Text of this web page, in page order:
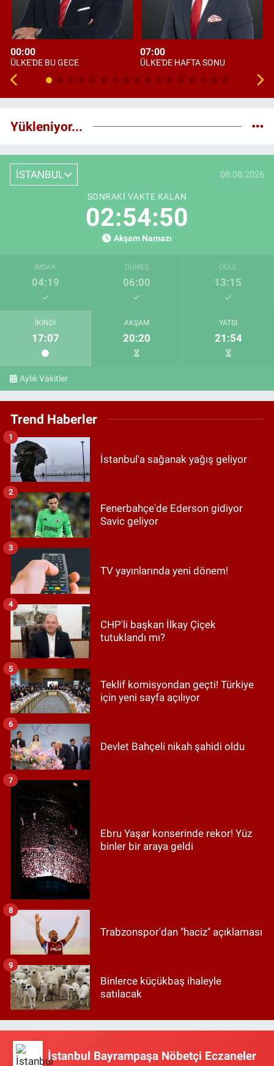
00:00
ÜLKE'DE BU GECE
07:00
ÜLKE'DE HAFTA SONU
Yükleniyor...
İSTANBUL 08.08.2026
SONRAKI VAKTE KALAN
02:54:49
Akşam Namazı
İMSAK
04:19
GÜNEŞ
06:00
ÖĞLE
13:15
İKINDI
17:07
AKŞAM
20:20
YATSI
21:54
Aylık Vakitler
Trend Haberler
İstanbul'a sağanak yağış geliyor
1
Fenerbahçe'de Ederson gidiyor
Savic geliyor
2
TV yayınlarında yeni dönem!
3
CHP'li başkan İlkay Çiçek
tutuklandı mı?
4
Teklif komisyondan geçti! Türkiye
için yeni sayfa açılıyor
5
Devlet Bahçeli nikah şahidi oldu
6
Ebru Yaşar konserinde rekor! Yüz
binler bir araya geldi
7
Trabzonspor'dan "haciz" açıklaması
8
Binlerce küçükbaş ihaleyle
satılacak
9
İstanbul Bayrampaşa Nöbetçi Eczaneler